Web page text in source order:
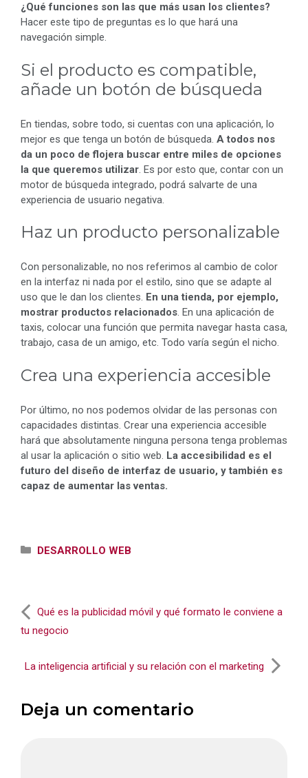
¿Qué funciones son las que más usan los clientes?
Hacer este tipo de preguntas es lo que hará una
navegación simple.
Si el producto es compatible,
añade un botón de búsqueda
En tiendas, sobre todo, si cuentas con una aplicación, lo
mejor es que tenga un botón de búsqueda. A todos nos
da un poco de flojera buscar entre miles de opciones
la que queremos utilizar . Es por esto que, contar con un
motor de búsqueda integrado, podrá salvarte de una
experiencia de usuario negativa.
Haz un producto personalizable
Con personalizable, no nos referimos al cambio de color
en la interfaz ni nada por el estilo, sino que se adapte al
uso que le dan los clientes. En una tienda, por ejemplo,
mostrar productos relacionados. En una aplicación de
taxis, colocar una función que permita navegar hasta casa,
trabajo, casa de un amigo, etc. Todo varía según el nicho.
Crea una experiencia accesible
Por último, no nos podemos olvidar de las personas con
capacidades distintas. Crear una experiencia accesible
hará que absolutamente ninguna persona tenga problemas
al usar la aplicación o sitio web. La accesibilidad es el
futuro del diseño de interfaz de usuario, y también es
capaz de aumentar las ventas.
Categorías
DESARROLLO WEB
Qué es la publicidad móvil y qué formato le conviene a
tu negocio
La inteligencia artificial y su relación con el marketing
Deja un comentario